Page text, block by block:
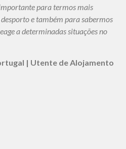
para termos mais
e também para sabermos
a determinadas situações no
| Utente de Alojamento